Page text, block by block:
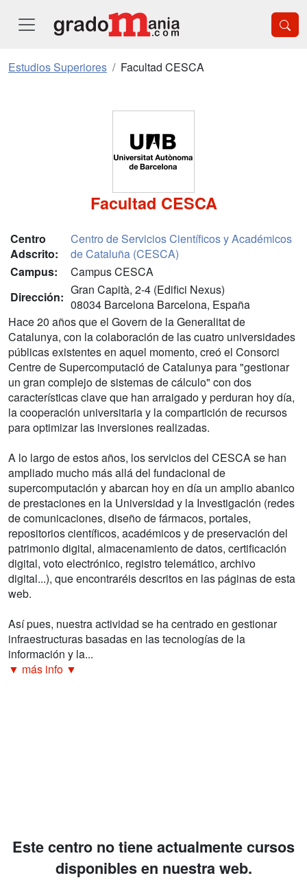
Estudios Superiores Facultad CESCA
Facultad CESCA
Centro
Adscrito:
Centro de Servicios Científicos y Académicos
de Cataluña (CESCA)
Campus:
Campus CESCA
Dirección: Gran Capità, 2-4 (Edifici Nexus)
08034 Barcelona Barcelona, España
Hace 20 años que el Govern de la Generalitat de
Catalunya, con la colaboración de las cuatro universidades
públicas existentes en aquel momento, creó el Consorci
Centre de Supercomputació de Catalunya para "gestionar
un gran complejo de sistemas de cálculo" con dos
características clave que han arraigado y perduran hoy día,
la cooperación universitaria y la compartición de recursos
para optimizar las inversiones realizadas.
A lo largo de estos años, los servicios del CESCA se han
ampliado mucho más allá del fundacional de
supercomputación y abarcan hoy en día un amplio abanico
de prestaciones en la Universidad y la Investigación (redes
de comunicaciones, diseño de fármacos, portales,
repositorios científicos, académicos y de preservación del
patrimonio digital, almacenamiento de datos, certificación
digital, voto electrónico, registro telemático, archivo
digital...), que encontraréis descritos en las páginas de esta
web.
Así pues, nuestra actividad se ha centrado en gestionar
infraestructuras basadas en las tecnologías de la
información y la...
▼ más info ▼
Este centro no tiene actualmente cursos
disponibles en nuestra web.